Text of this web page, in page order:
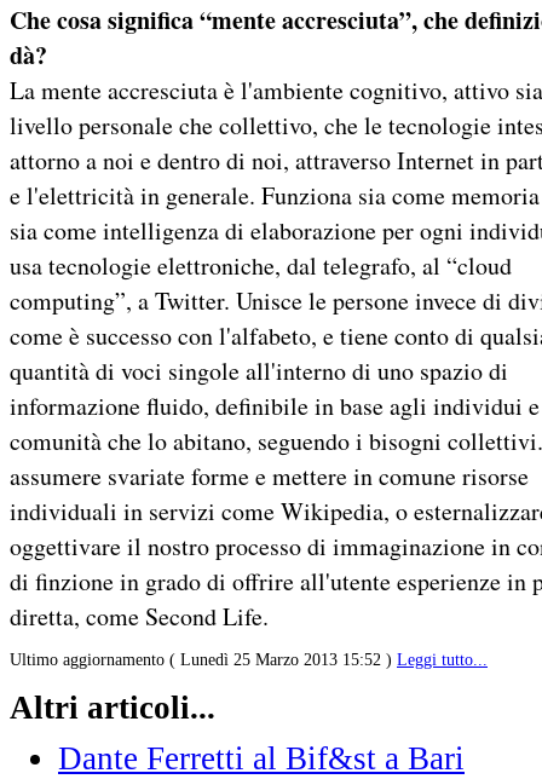
Che cosa significa “mente accresciuta”, che
dà?
La mente accresciuta è l'ambiente cognitivo, attivo
livello personale che collettivo, che le tecnologie
attorno a noi e dentro di noi, attraverso Internet in
e l'elettricità in generale. Funziona sia come memoria
sia come intelligenza di elaborazione per ogni
usa tecnologie elettroniche, dal telegrafo, al “cloud
computing”, a Twitter. Unisce le persone invece di
come è successo con l'alfabeto, e tiene conto di
quantità di voci singole all'interno di uno spazio di
informazione fluido, definibile in base agli individui
comunità che lo abitano, seguendo i bisogni
assumere svariate forme e mettere in comune risorse
individuali in servizi come Wikipedia, o
oggettivare il nostro processo di immaginazione in
di finzione in grado di offrire all'utente esperienze in
diretta, come Second Life.
Ultimo aggiornamento ( Lunedì 25 Marzo 2013 15:52 ) Leggi tutto...
Altri articoli...
Dante Ferretti al Bif&st a Bari